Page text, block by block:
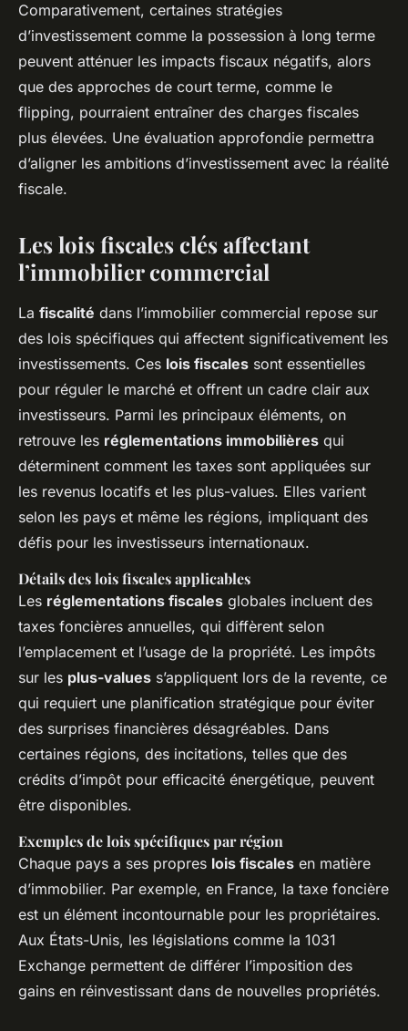
Comparativement, certaines stratégies
d’investissement comme la possession à long terme
peuvent atténuer les impacts fiscaux négatifs, alors
que des approches de court terme, comme le
flipping, pourraient entraîner des charges fiscales
plus élevées. Une évaluation approfondie permettra
d’aligner les ambitions d’investissement avec la réalité
fiscale.
Les lois fiscales clés affectant
l’immobilier commercial
La fiscalité dans l’immobilier commercial repose sur
des lois spécifiques qui affectent significativement les
investissements. Ces lois fiscales sont essentielles
pour réguler le marché et offrent un cadre clair aux
investisseurs. Parmi les principaux éléments, on
retrouve les réglementations immobilières qui
déterminent comment les taxes sont appliquées sur
les revenus locatifs et les plus-values. Elles varient
selon les pays et même les régions, impliquant des
défis pour les investisseurs internationaux.
Détails des lois fiscales applicables
Les réglementations fiscales globales incluent des
taxes foncières annuelles, qui diffèrent selon
l’emplacement et l’usage de la propriété. Les impôts
sur les plus-values s’appliquent lors de la revente, ce
qui requiert une planification stratégique pour éviter
des surprises financières désagréables. Dans
certaines régions, des incitations, telles que des
crédits d’impôt pour efficacité énergétique, peuvent
être disponibles.
Exemples de lois spécifiques par région
Chaque pays a ses propres lois fiscales en matière
d’immobilier. Par exemple, en France, la taxe foncière
est un élément incontournable pour les propriétaires.
Aux États-Unis, les législations comme la 1031
Exchange permettent de différer l’imposition des
gains en réinvestissant dans de nouvelles propriétés.